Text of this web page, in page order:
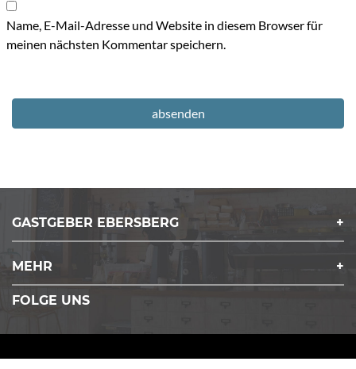
Name, E-Mail-Adresse und Website in diesem Browser für
meinen nächsten Kommentar speichern.
GASTGEBER EBERSBERG
MEHR
FOLGE UNS